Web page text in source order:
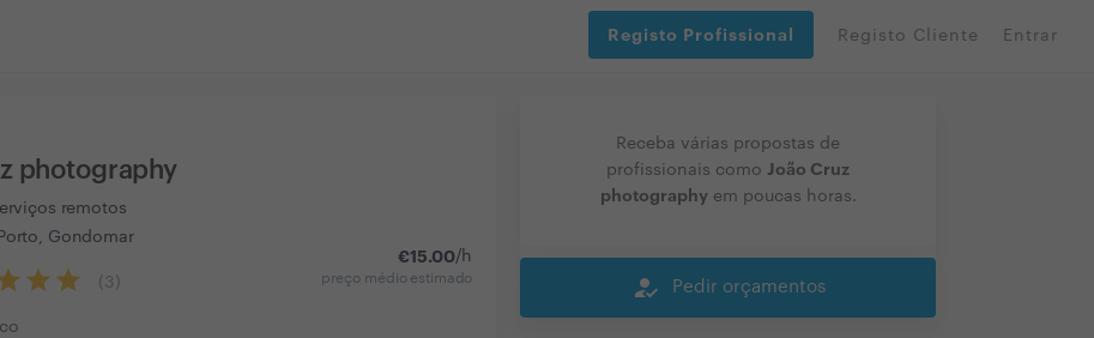
Registo Profissional Registo Cliente Entrar
photography
remotos
Gondomar
( 3
€15.00/h
preço médio estimado
Receba várias propostas de
profissionais como João Cruz
photographyem poucas horas.
how_to_reg Pedir orçamentos